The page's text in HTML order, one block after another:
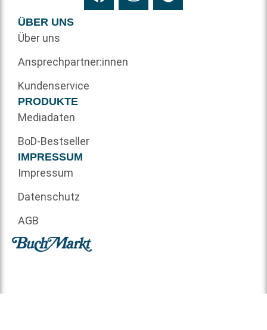
ÜBER UNS
Über uns
Ansprechpartner:innen
Kundenservice
PRODUKTE
Mediadaten
BoD-Bestseller
IMPRESSUM
Impressum
Datenschutz
AGB